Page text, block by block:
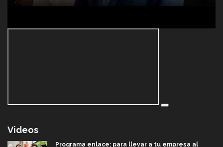
Videos
Programa enlace: para llevar a tu empresa al